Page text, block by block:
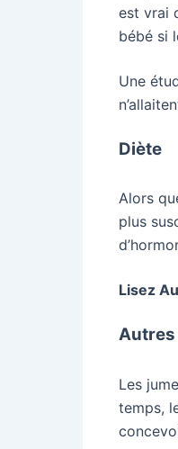
est vrai
bébé si
Une
Diète
Alors
plus
Lisez
Les
temps,